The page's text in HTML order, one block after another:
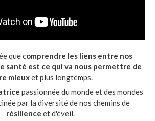
que comprendre les liens entre nos
santé est ce qui va nous permettre de
mieuxet plus longtemps.
passionnée du monde et des mondes
par la diversité de nos chemins de
résilience et d'éveil.